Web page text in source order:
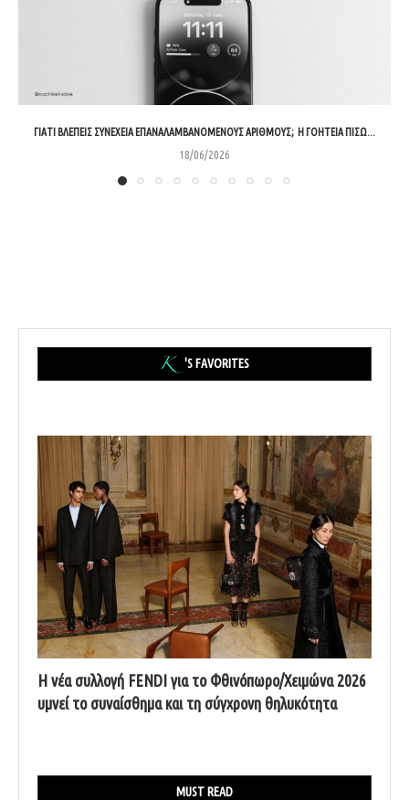
ΓΙΑΤΊ ΒΛΈΠΕΙΣ ΣΥΝΈΧΕΙΑ ΕΠΑΝΑΛΑΜΒΑΝΌΜΕΝΟΥΣ ΑΡΙΘΜΟΎΣ; Η ΓΟΗΤΕΊΑ ΠΊΣΩ...
18/06/2026
'S FAVORITES
Η νέα συλλογή FENDI για το Φθινόπωρο/Χειμώνα 2026
υμνεί το συναίσθημα και τη σύγχρονη θηλυκότητα
MUST READ